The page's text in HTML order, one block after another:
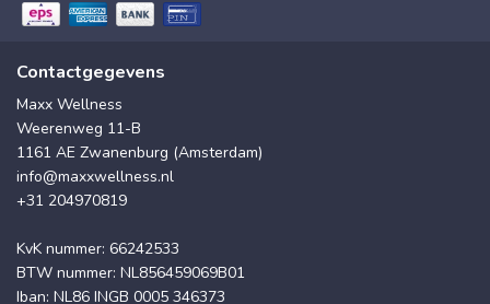
Contactgegevens
Maxx Wellness
Weerenweg 11-B
1161 AE Zwanenburg (Amsterdam)
info@maxxwellness.nl
+31 204970819
KvK nummer: 66242533
BTW nummer: NL856459069B01
Iban: NL86 INGB 0005 346373